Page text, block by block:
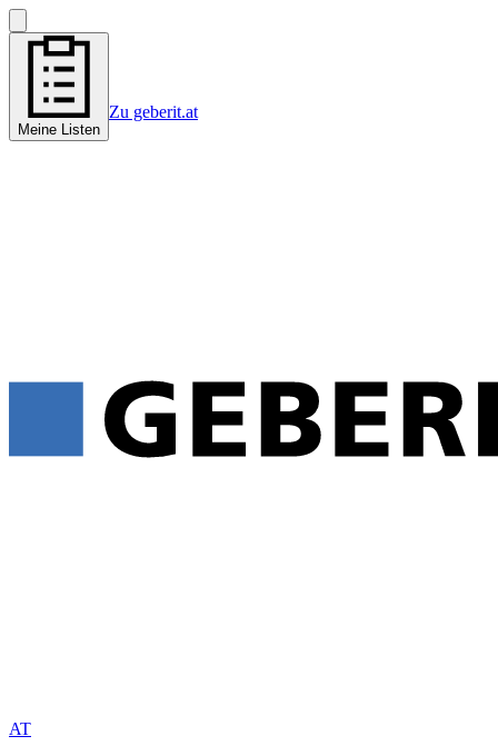
Meine Listen
Zu geberit.at
AT